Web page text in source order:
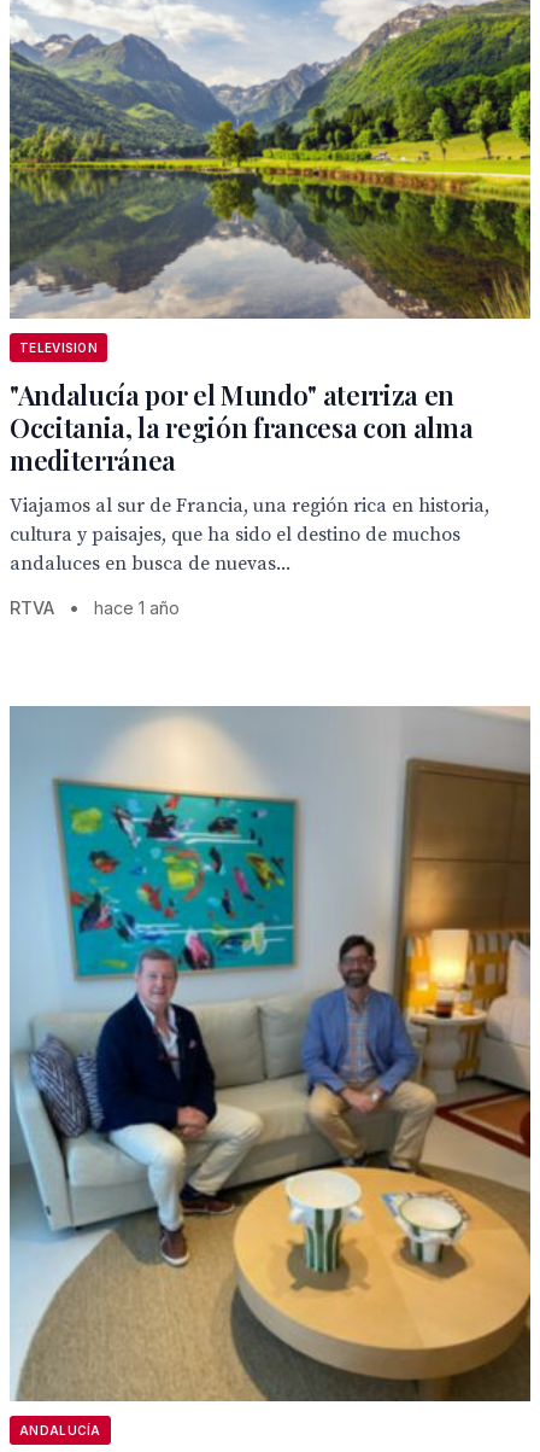
TELEVISION
"Andalucía por el Mundo" aterriza en
Occitania, la región francesa con alma
mediterránea
Viajamos al sur de Francia, una región rica en historia,
cultura y paisajes, que ha sido el destino de muchos
andaluces en busca de nuevas...
RTVA • hace 1 año
ANDALUCÍA